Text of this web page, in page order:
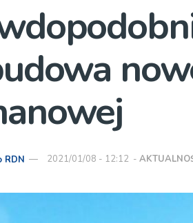
RDN 2021/01/08 - 12:12 -